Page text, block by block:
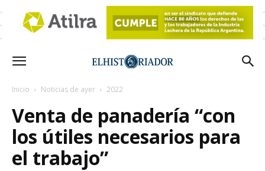
Inicio Noticias de ayer 2022
Venta de panadería “con
los útiles necesarios para
el trabajo”